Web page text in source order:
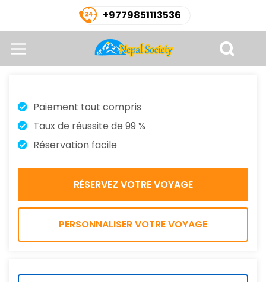
+9779851113536
Paiement tout compris
Taux de réussite de 99 %
Réservation facile
PERSONNALISER VOTRE VOYAGE